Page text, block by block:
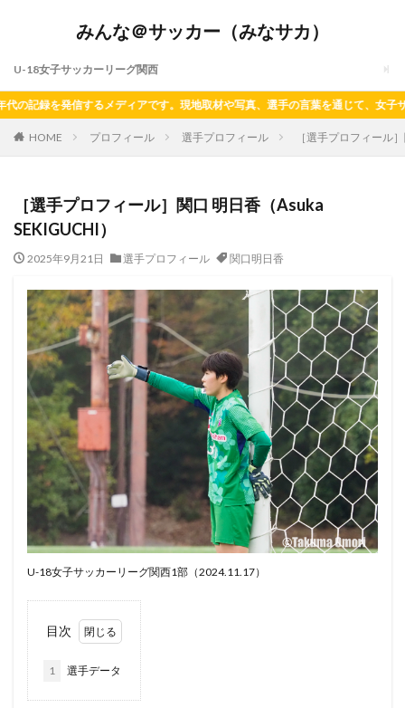
みんな＠サッカー（みなサカ）
U-18女子サッカーリーグ関西
録を発信するメディアです。現地取材や写真、選手の言葉を通じて、女子サッ
HOME プロフィール 選手プロフィール ［選手プロフィール
［選手プロフィール］関口 明日香（Asuka
SEKIGUCHI）
2025年9月21日 選手プロフィール 関口明日香
U-18女子サッカーリーグ関西1部（2024.11.17）
目次
1 選手データ